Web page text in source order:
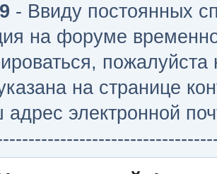
- Ввиду постоянных
на форуме
на странице
электронной